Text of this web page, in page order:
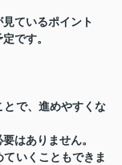
ているポイント
です。
とで、進めやすくな
はありません。
いくこともできま